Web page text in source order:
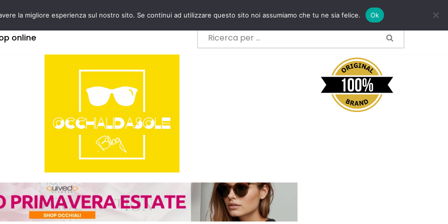
online
la migliore esperienza sul nostro sito. Se continui ad utilizzare questo sito noi assumiamo che tu ne sia felice. Ok